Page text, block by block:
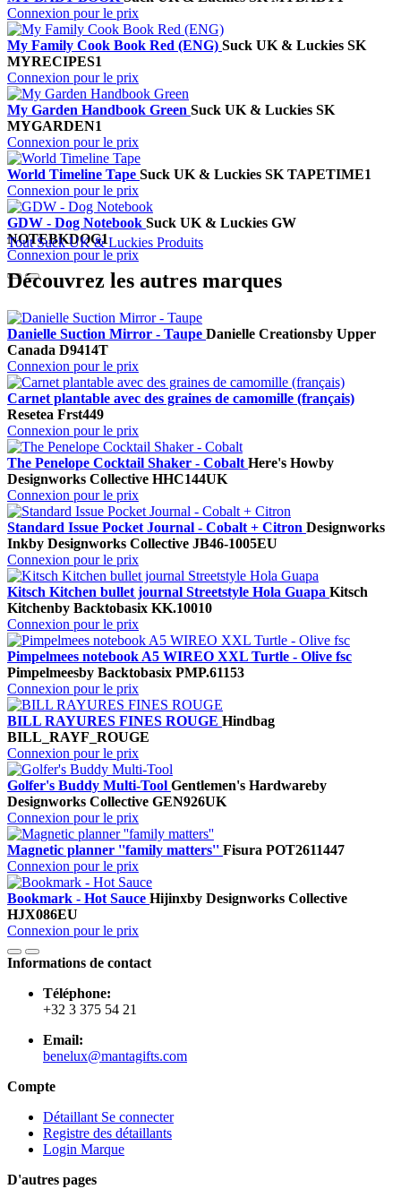
Connexion pour le prix
My Family Cook Book Red (ENG) Suck UK & Luckies SK
MYRECIPES1
Connexion pour le prix
My Garden Handbook Green Suck UK & Luckies SK
MYGARDEN1
Connexion pour le prix
World Timeline Tape Suck UK & Luckies SK TAPETIME1
Connexion pour le prix
GDW - Dog Notebook Suck UK & Luckies GW
NOTEBKDOG1
Connexion pour le prix
Tout Suck UK & Luckies Produits
Découvrez les autres marques
Danielle Suction Mirror - Taupe Danielle Creationsby Upper
Canada D9414T
Connexion pour le prix
Carnet plantable avec des graines de camomille (français)
Resetea Frst449
Connexion pour le prix
The Penelope Cocktail Shaker - CobaltHere's Howby
Designworks Collective HHC144UK
Connexion pour le prix
Standard Issue Pocket Journal - Cobalt + Citron Designworks
Inkby Designworks Collective JB46-1005EU
Connexion pour le prix
Kitsch Kitchen bullet journal Streetstyle Hola Guapa Kitsch
Kitchenby Backtobasix KK.10010
Connexion pour le prix
Pimpelmees notebook A5 WIREO XXL Turtle - Olive fsc
Pimpelmeesby Backtobasix PMP.61153
Connexion pour le prix
BILL RAYURES FINES ROUGE Hindbag
BILL_RAYF_ROUGE
Connexion pour le prix
Golfer's Buddy Multi-Tool Gentlemen's Hardwareby
Designworks Collective GEN926UK
Connexion pour le prix
Magnetic planner ''family matters'' Fisura POT2611447
Connexion pour le prix
Bookmark - Hot Sauce Hijinxby Designworks Collective
HJX086EU
Connexion pour le prix
Informations de contact
Téléphone:
+32 3 375 54 21
Email:
benelux@mantagifts.com
Compte
Détaillant Se connecter
Registre des détaillants
Login Marque
D'autres pages